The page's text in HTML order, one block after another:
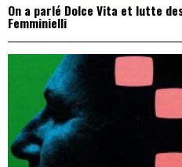
On a parlé Dolce Vita et lutte
Femminielli